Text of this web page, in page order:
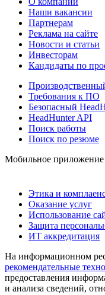
Наши вакансии
Партнерам
Реклама на сайте
Новости и статьи
Инвесторам
Кандидаты по
Требования к ПО
Безопасный
HeadHunter API
Поиск работы
Поиск по резюме
Мобильное приложение
Этика и
Оказание услуг
Использование
Защита
ИТ аккредитация
На информационном
рекомендательные
предоставления
и анализа сведений,